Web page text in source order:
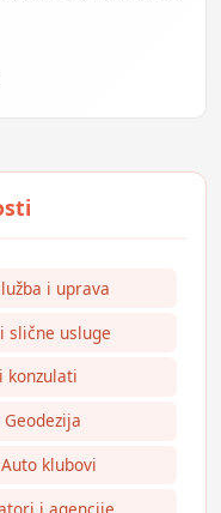
i uprava
slične usluge
konzulati
klubovi